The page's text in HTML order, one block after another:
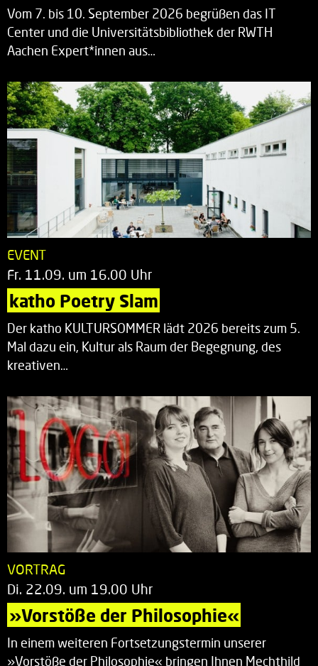
Vom 7. bis 10. September 2026 begrüßen das IT
Center und die Universitätsbibliothek der RWTH
Aachen Expert*innen aus…
EVENT
Fr. 11.09. um 16.00 Uhr
katho Poetry Slam
Der katho KULTURSOMMER lädt 2026 bereits zum 5.
Mal dazu ein, Kultur als Raum der Begegnung, des
kreativen…
VORTRAG
Di. 22.09. um 19.00 Uhr
»Vorstöße der Philosophie«
In einem weiteren Fortsetzungstermin unserer
»Vorstöße der Philosophie« bringen Ihnen Mechthild